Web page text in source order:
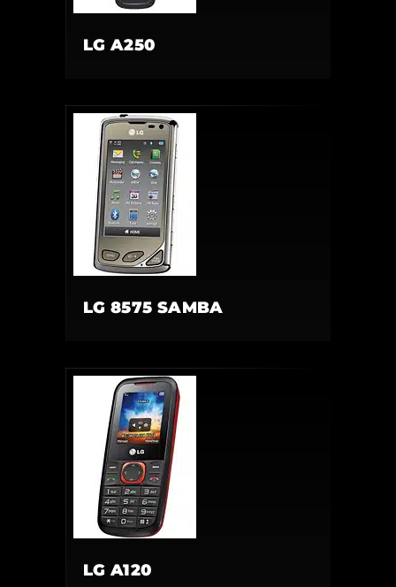
LG A250
LG 8575 SAMBA
LG A120